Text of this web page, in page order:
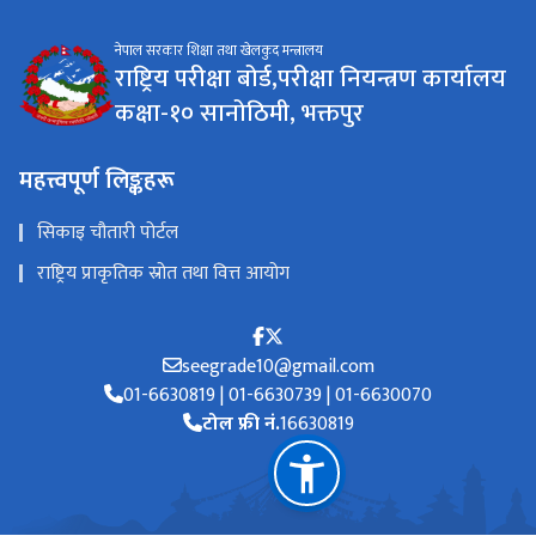
नेपाल सरकार शिक्षा तथा खेलकुद मन्त्रालय
राष्ट्रिय परीक्षा बोर्ड,परीक्षा नियन्त्रण कार्यालय
कक्षा-१० सानोठिमी, भक्तपुर
महत्त्वपूर्ण लिङ्कहरू
सिकाइ चौतारी पोर्टल
राष्ट्रिय प्राकृतिक स्रोत तथा वित्त आयोग
seegrade10@gmail.com
01-6630819 | 01-6630739 | 01-6630070
टोल फ्री नं.16630819